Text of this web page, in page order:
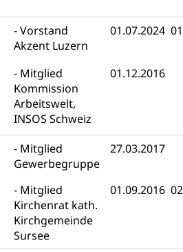
Vorstand
Akzent Luzern
01.07.2024
Mitglied
Kommission
Arbeitswelt,
INSOS Schweiz
01.12.2016
Mitglied
Gewerbegruppe
27.03.2017
Mitglied
Kirchenrat kath.
Kirchgemeinde
Sursee
01.09.2016
Jugendförderung
Gesundheit
Jugendliche (WAS Luzern)
Pflege, Spitex
Angehörige
und freie Pflegeplätze
(WAS Luzern)
Im Kanton Luzern (unilu)
(gruezi.lu.ch)
Spitzensport,
Sport, Sportanlagen
Kanton Luzern
SporthallenVeterinärmedizin,
Jagd, Fischerei,